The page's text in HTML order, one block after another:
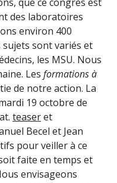
des laboratoires
environ 400
sujets sont variés et
les MSU. Nous
Les formations à
de notre action. La
19 octobre de
teaseret
Becel et Jean
pour veiller à ce
faite en temps et
envisageons